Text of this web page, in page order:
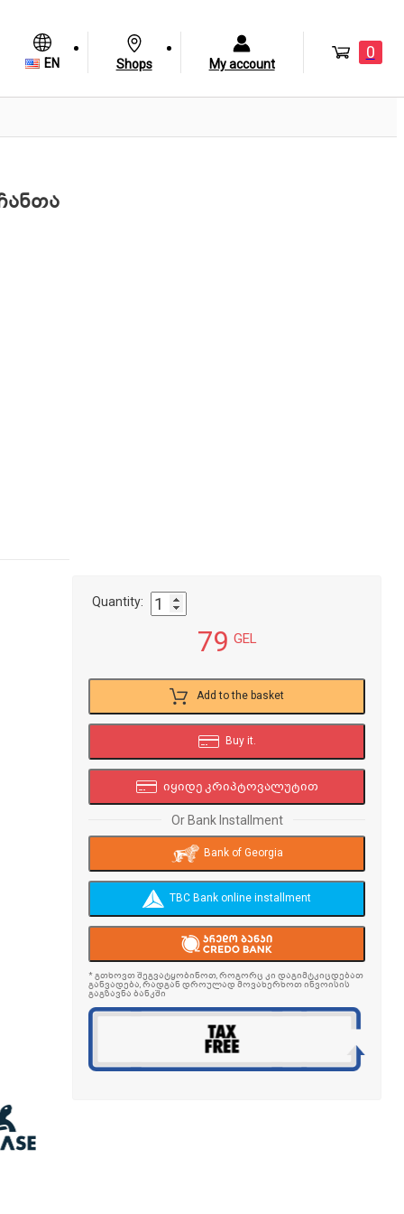
EN Shops My account
0
Quantity:
79 GEL
Add to the basket
Buy it.
იყიდე კრიპტოვალუტით
Or Bank Installment
Bank of Georgia
TBC Bank online installment
* გთხოვთ შეგვატყობინოთ, როგორც კი დაგიმტკიცდებათ
განვადება, რადგან დროულად მოვახერხოთ ინვოისის
გაგზავნა ბანკში